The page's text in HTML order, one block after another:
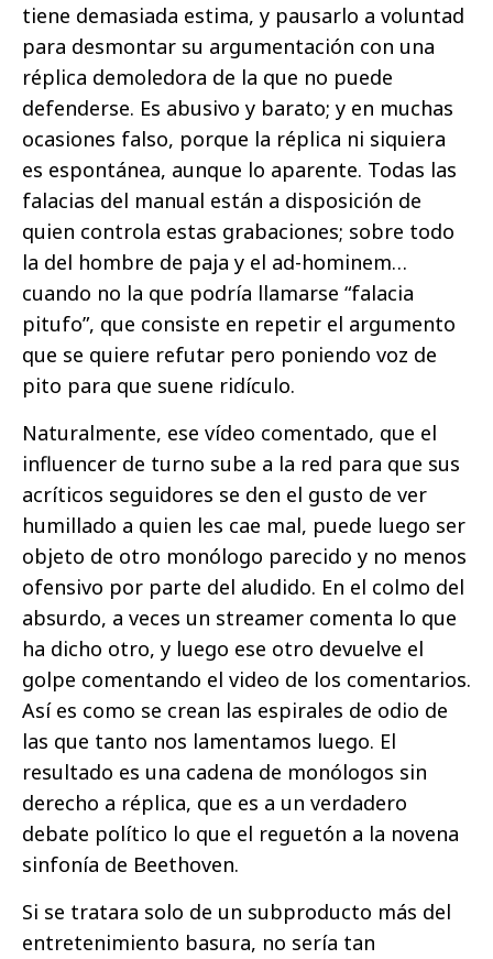
tiene demasiada estima, y pausarlo a voluntad
para desmontar su argumentación con una
réplica demoledora de la que no puede
defenderse. Es abusivo y barato; y en muchas
ocasiones falso, porque la réplica ni siquiera
es espontánea, aunque lo aparente. Todas las
falacias del manual están a disposición de
quien controla estas grabaciones; sobre todo
la del hombre de paja y el ad-hominem…
cuando no la que podría llamarse “falacia
pitufo”, que consiste en repetir el argumento
que se quiere refutar pero poniendo voz de
pito para que suene ridículo.
Naturalmente, ese vídeo comentado, que el
influencer de turno sube a la red para que sus
acríticos seguidores se den el gusto de ver
humillado a quien les cae mal, puede luego ser
objeto de otro monólogo parecido y no menos
ofensivo por parte del aludido. En el colmo del
absurdo, a veces un streamer comenta lo que
ha dicho otro, y luego ese otro devuelve el
golpe comentando el video de los comentarios.
Así es como se crean las espirales de odio de
las que tanto nos lamentamos luego. El
resultado es una cadena de monólogos sin
derecho a réplica, que es a un verdadero
debate político lo que el reguetón a la novena
sinfonía de Beethoven.
Si se tratara solo de un subproducto más del
entretenimiento basura, no sería tan